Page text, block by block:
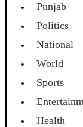
Punjab
Politics
National
World
Sports
Health